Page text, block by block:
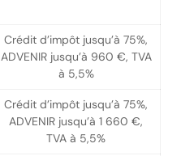
Crédit d’impôt jusqu’à 75%,
ADVENIR jusqu’à 960 €, TVA
à 5,5%
Crédit d’impôt jusqu’à 75%,
ADVENIR jusqu’à 1 660 €,
TVA à 5,5%